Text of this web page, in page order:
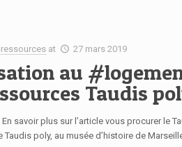
at 27 mars 2019
au
Taudis
savoir plus sur l’article vous procurer le
poly, au musée d’histoire de